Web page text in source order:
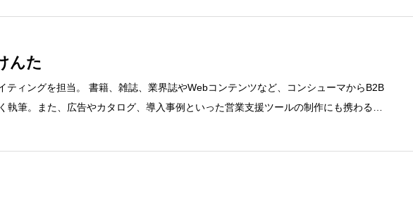
んた
ティングを担当。 書籍、雑誌、業界誌やWebコンテンツなど、コンシューマからB2B
執筆。また、広告やカタログ、導入事例といった営業支援ツールの制作にも携わる。